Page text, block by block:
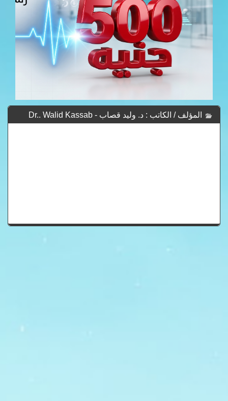
المؤلف / الكاتب : د. وليد قصاب - Dr.. Walid Kassab